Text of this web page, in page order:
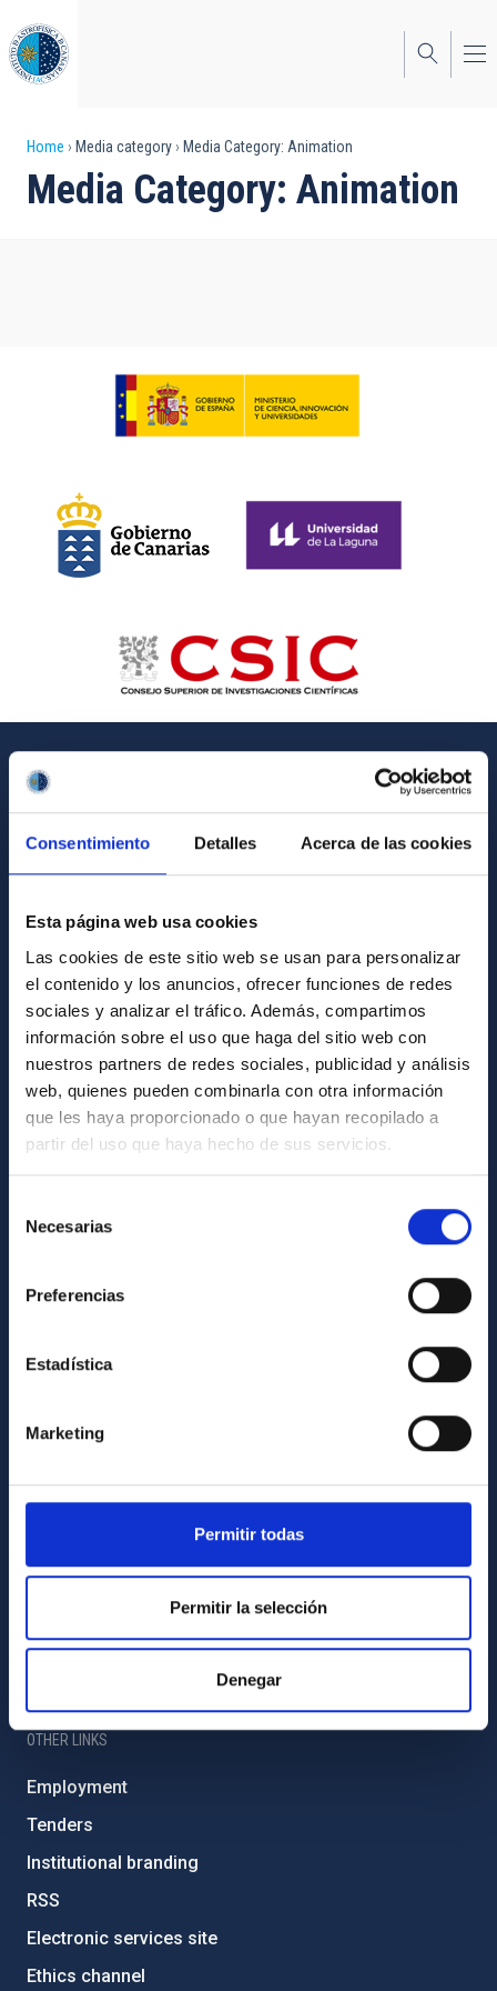
Consentimiento Detalles Acerca de las cookies
Esta página web usa cookies
Las cookies de este sitio web se usan para personalizar
el contenido y los anuncios, ofrecer funciones de redes
sociales y analizar el tráfico. Además, compartimos
información sobre el uso que haga del sitio web con
nuestros partners de redes sociales, publicidad y análisis
web, quienes pueden combinarla con otra información
que les haya proporcionado o que hayan recopilado a
partir del uso que haya hecho de sus servicios.
Necesarias
Preferencias
Estadística
Marketing
Permitir todas
Permitir la selección
Denegar
to
main
content
Breadcrumb
Home Media category Media Category: Animation
Media Category: Animation
GENERAL INFORMATION
Contact
How to get to the IAC
List of personnel
Library
General register
ABOUT THE IAC
Legislation
Transparency
Environment and Sustainability
External funding
IAC Friends
IAC PORTAL
Privacy policy
Cookies policy
OTHER LINKS
Employment
Tenders
Institutional branding
RSS
Electronic services site
Ethics channel